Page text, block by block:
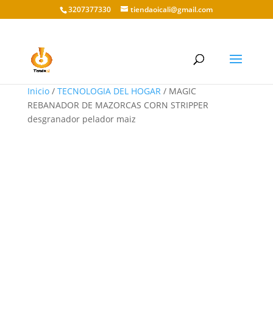
3207377330 tiendaoicali@gmail.com
Inicio/ TECNOLOGIA DEL HOGAR/ MAGIC
REBANADOR DE MAZORCAS CORN STRIPPER
desgranador pelador maiz